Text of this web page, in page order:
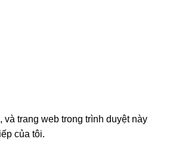
và trang web trong trình duyệt này
của tôi.